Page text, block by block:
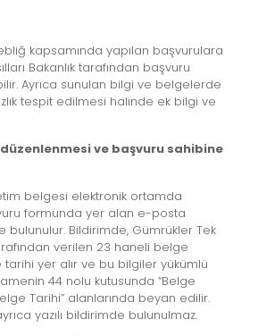
kapsamında yapılan başvurulara
Bakanlık tarafından başvuru
Ayrıca sunulan bilgi ve belgelerde
tespit edilmesi halinde ek bilgi ve
ve başvuru sahibine
belgesi elektronik ortamda
formunda yer alan e-posta
Bildirimde, Gümrükler Tek
verilen 23 haneli belge
yer alır ve bu bilgiler yükümlü
44 nolu kutusunda “Belge
Tarihi” alanlarında beyan edilir.
yazılı bildirimde bulunulmaz.